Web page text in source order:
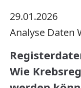
29.01.2026
Analyse Daten
Wie